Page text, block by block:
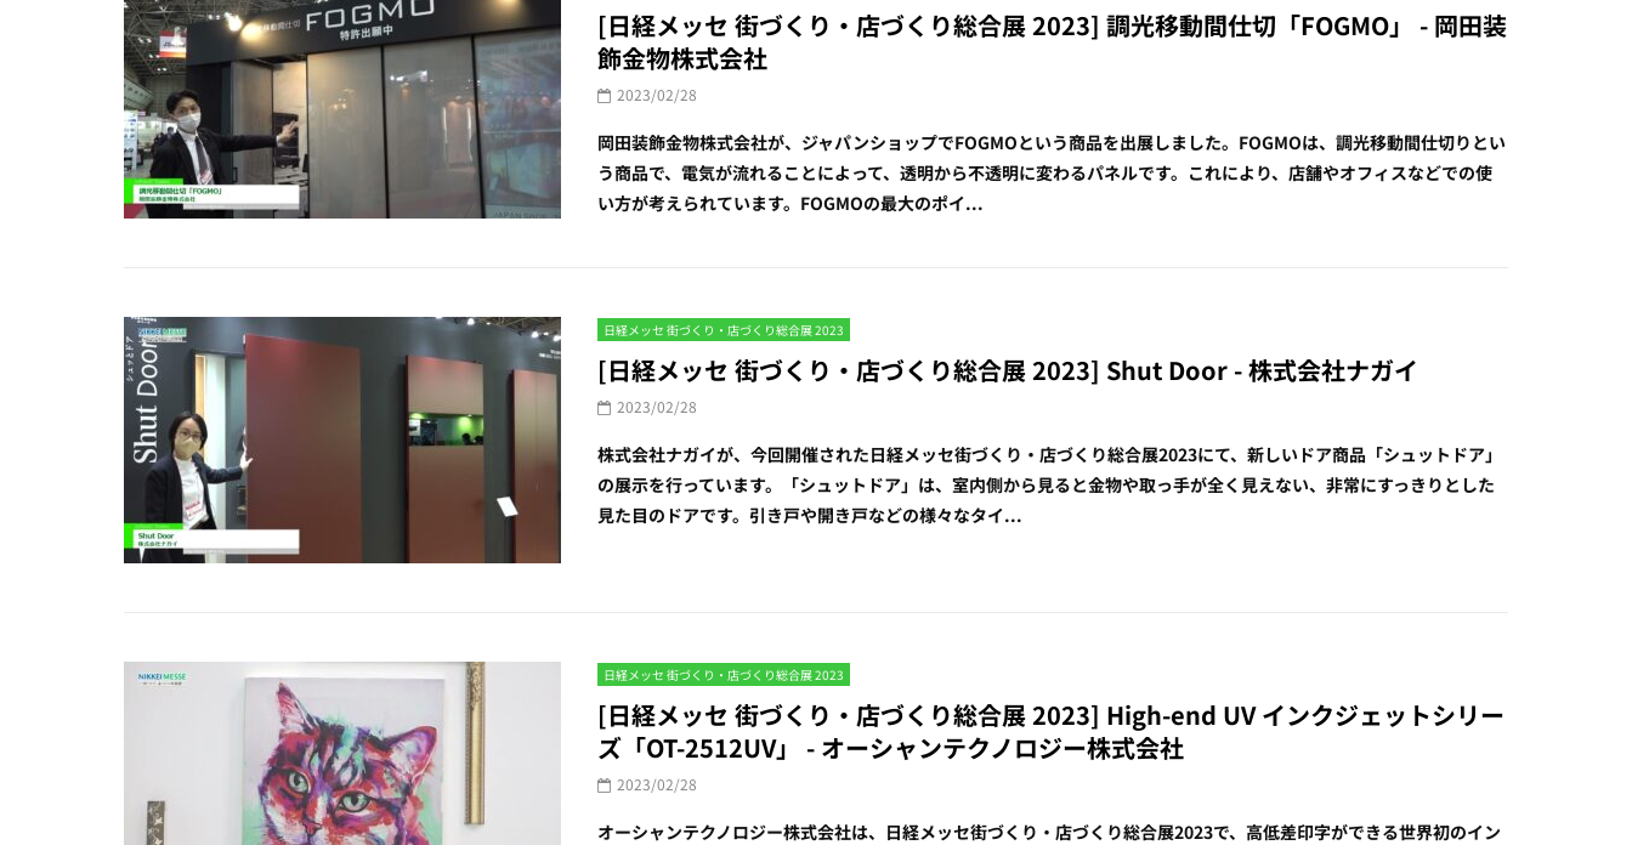
[日経メッセ 街づくり・店づくり総合展 2023] 調光移動間仕切「FOGMO」 - 岡田装
飾金物株式会社
2023/02/28
岡田装飾金物株式会社が、ジャパンショップでFOGMOという商品を出展しました。FOGMOは、調光移動間仕切りとい
う商品で、電気が流れることによって、透明から不透明に変わるパネルです。これにより、店舗やオフィスなどでの使
い方が考えられています。FOGMOの最大のポイ...
日経メッセ 街づくり・店づくり総合展 2023
[日経メッセ 街づくり・店づくり総合展 2023] Shut Door - 株式会社ナガイ
2023/02/28
株式会社ナガイが、今回開催された日経メッセ街づくり・店づくり総合展2023にて、新しいドア商品「シュットドア」
の展示を行っています。「シュットドア」は、室内側から見ると金物や取っ手が全く見えない、非常にすっきりとした
見た目のドアです。引き戸や開き戸などの様々なタイ...
日経メッセ 街づくり・店づくり総合展 2023
[日経メッセ 街づくり・店づくり総合展 2023] High-end UV インクジェットシリー
ズ「OT-2512UV」 - オーシャンテクノロジー株式会社
2023/02/28
オーシャンテクノロジー株式会社は、日経メッセ街づくり・店づくり総合展2023で、高低差印字ができる世界初のイン